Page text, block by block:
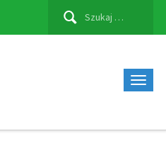
Szukaj: